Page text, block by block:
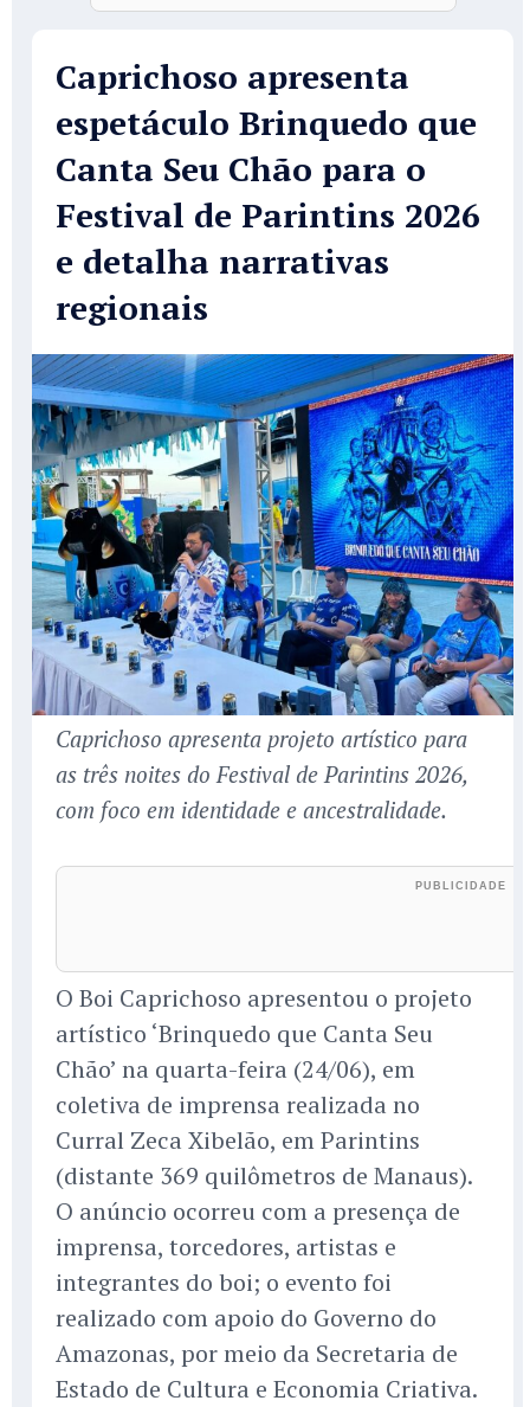
Caprichoso apresenta
espetáculo Brinquedo que
Canta Seu Chão para o
Festival de Parintins 2026
e detalha narrativas
regionais
Caprichoso apresenta projeto artístico para
as três noites do Festival de Parintins 2026,
com foco em identidade e ancestralidade.
O Boi Caprichoso apresentou o projeto
artístico ‘Brinquedo que Canta Seu
Chão’ na quarta-feira (24/06), em
coletiva de imprensa realizada no
Curral Zeca Xibelão, em Parintins
(distante 369 quilômetros de Manaus).
O anúncio ocorreu com a presença de
imprensa, torcedores, artistas e
integrantes do boi; o evento foi
realizado com apoio do Governo do
Amazonas, por meio da Secretaria de
Estado de Cultura e Economia Criativa.